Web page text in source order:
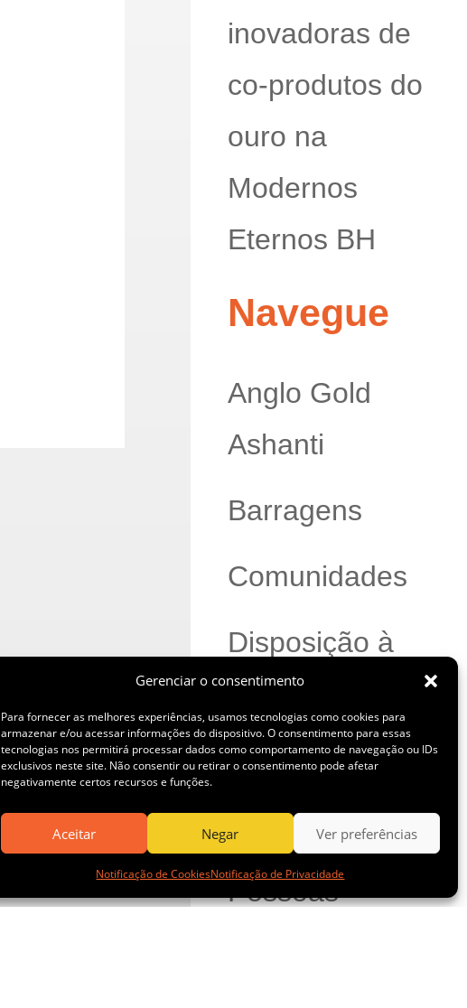
Gerenciar o consentimento
Para fornecer as melhores experiências, usamos tecnologias como cookies para
armazenar e/ou acessar informações do dispositivo. O consentimento para essas
tecnologias nos permitirá processar dados como comportamento de navegação ou IDs
exclusivos neste site. Não consentir ou retirar o consentimento pode afetar
negativamente certos recursos e funções.
Aceitar Negar Ver preferências
Notificação de CookiesNotificação de Privacidade
inovadoras de
co-produtos do
ouro na
Modernos
Eternos BH
Navegue
Anglo Gold
Ashanti
Barragens
Comunidades
Disposição à
Seco
Negócios
Novidades
Pessoas